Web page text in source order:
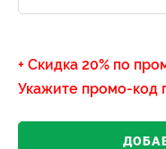
+ Скидка 20% по
Укажите промо-код